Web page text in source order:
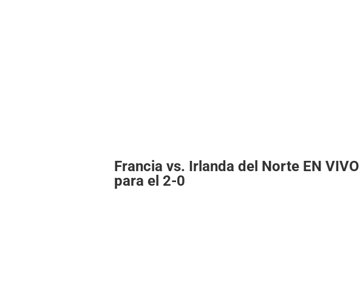
Francia vs. Irlanda del Norte EN
para el 2-0